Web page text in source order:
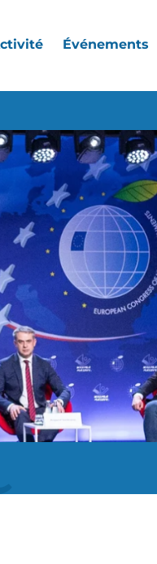
Événements